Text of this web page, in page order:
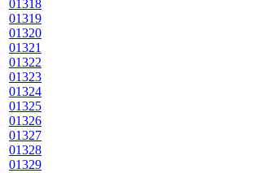
01318
01319
01320
01321
01322
01323
01324
01325
01326
01327
01328
01329